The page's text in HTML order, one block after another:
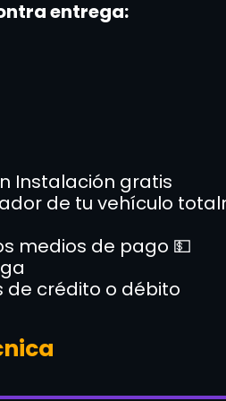
entrega:
Instalación gratis
de tu vehículo
medios de pago 💵
de crédito o débito